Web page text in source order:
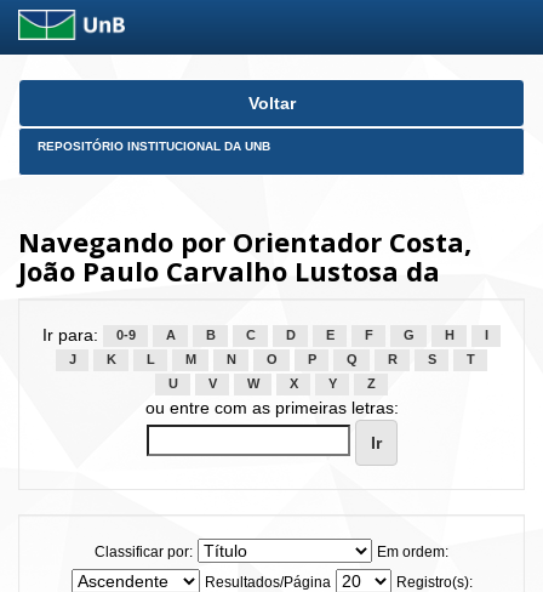
Skip
Voltar
REPOSITÓRIO INSTITUCIONAL DA UNB
Navegando por Orientador Costa,
João Paulo Carvalho Lustosa da
Ir para: 0-9 A B C D E F G H
J
K L M N O P Q R S
T
U
V W X Y Z
ou entre com as primeiras letras:
Classificar por:
Em ordem:
Resultados/Página
Registro(s):